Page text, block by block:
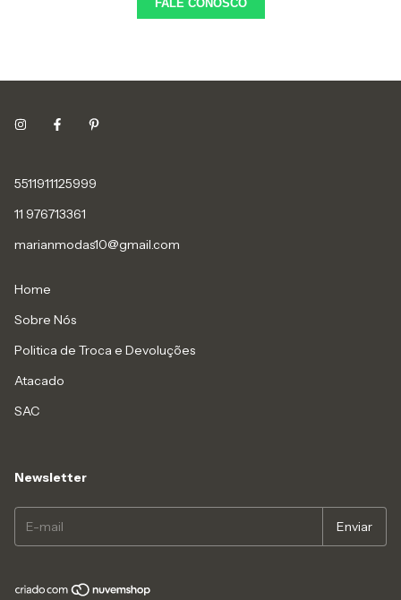
FALE CONOSCO
5511911125999
11 976713361
marianmodas10@gmail.com
Home
Sobre Nós
Politica de Troca e Devoluções
Atacado
SAC
Newsletter